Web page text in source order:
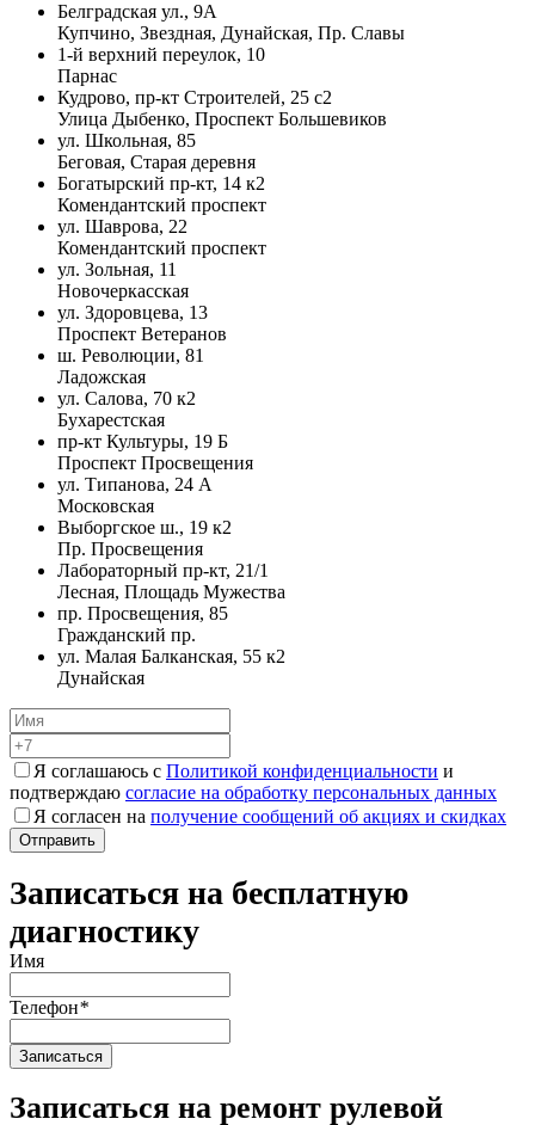
Белградская ул., 9А
Купчино, Звездная, Дунайская, Пр. Славы
1-й верхний переулок, 10
Парнас
Кудрово, пр-кт Строителей, 25 с2
Улица Дыбенко, Проспект Большевиков
ул. Школьная, 85
Беговая, Старая деревня
Богатырский пр-кт, 14 к2
Комендантский проспект
ул. Шаврова, 22
Комендантский проспект
ул. Зольная, 11
Новочеркасская
ул. Здоровцева, 13
Проспект Ветеранов
ш. Революции, 81
Ладожская
ул. Салова, 70 к2
Бухарестская
пр-кт Культуры, 19 Б
Проспект Просвещения
ул. Типанова, 24 А
Московская
Выборгское ш., 19 к2
Пр. Просвещения
Лабораторный пр-кт, 21/1
Лесная, Площадь Мужества
пр. Просвещения, 85
Гражданский пр.
ул. Малая Балканская, 55 к2
Дунайская
Я соглашаюсь с Политикой конфиденциальности и
подтверждаю согласие на обработку персональных данных
Я согласен на получение сообщений об акциях и скидках
Записаться на бесплатную
диагностику
Имя
Телефон*
Записаться на ремонт рулевой